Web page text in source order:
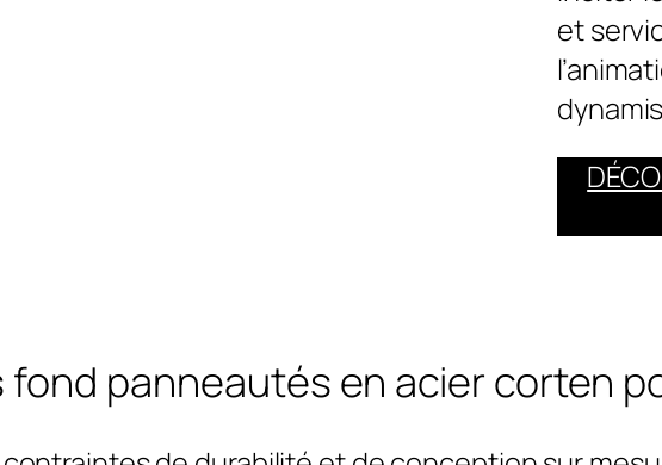
et
fond panneautés en acier corten